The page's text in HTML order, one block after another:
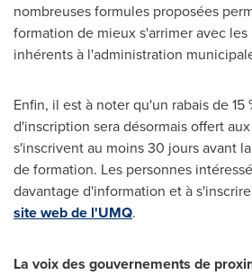
nombreuses formules proposées
formation de mieux s'arrimer avec
inhérents à l'administration
Enfin, il est à noter qu'un rabais de 15
d'inscription sera désormais offert
s'inscrivent au moins 30 jours avant
de formation. Les personnes
davantage d'information et à
site web de l'UMQ.
La voix des gouvernements de